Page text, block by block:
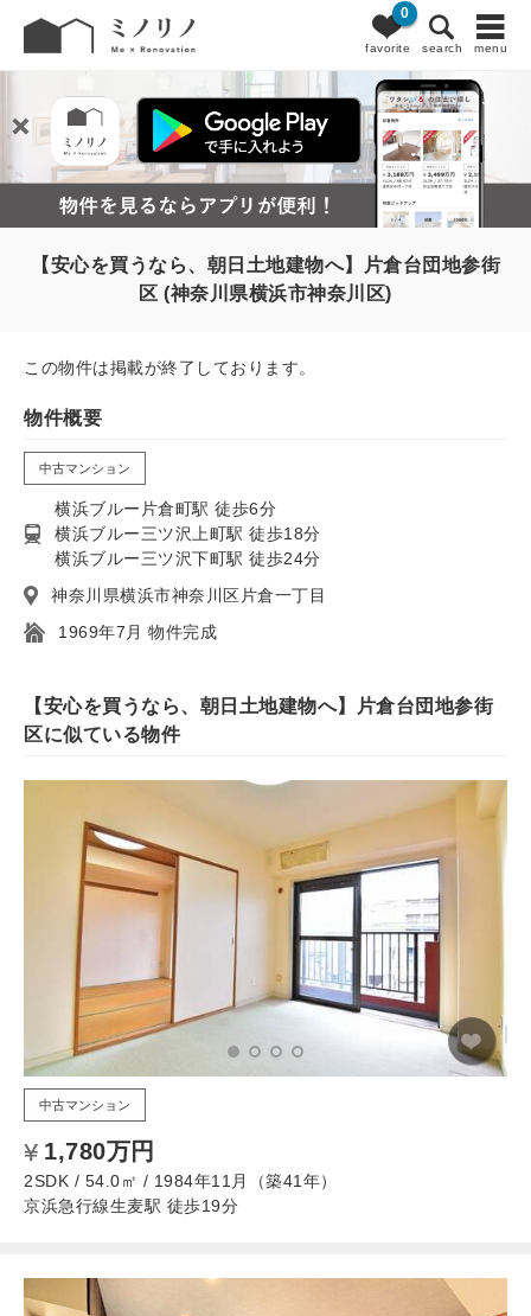
favorite
0
search menu
【安心を買うなら、朝日土地建物へ】片倉台団地参街
区 (神奈川県横浜市神奈川区)
この物件は掲載が終了しております。
物件概要
中古マンション
横浜ブルー片倉町駅 徒歩6分
横浜ブルー三ツ沢上町駅 徒歩18分
横浜ブルー三ツ沢下町駅 徒歩24分
神奈川県横浜市神奈川区片倉一丁目
1969年7月 物件完成
【安心を買うなら、朝日土地建物へ】片倉台団地参街
区に似ている物件
中古マンション
1,780万円
2SDK / 54.0㎡ / 1984年11月（築41年）
京浜急行線生麦駅 徒歩19分